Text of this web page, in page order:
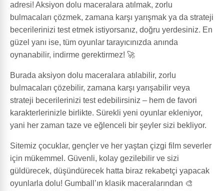
adresi! Aksiyon dolu maceralara atılmak, zorlu
bulmacaları çözmek, zamana karşı yarışmak ya da strateji
becerilerinizi test etmek istiyorsanız, doğru yerdesiniz. En
güzel yanı ise, tüm oyunlar tarayıcınızda anında
oynanabilir, indirme gerektirmez! 🚀
Burada aksiyon dolu maceralara atılabilir, zorlu
bulmacaları çözebilir, zamana karşı yarışabilir veya
strateji becerilerinizi test edebilirsiniz – hem de favori
karakterlerinizle birlikte. Sürekli yeni oyunlar ekleniyor,
yani her zaman taze ve eğlenceli bir şeyler sizi bekliyor.
Sitemiz çocuklar, gençler ve her yaştan çizgi film severler
için mükemmel. Güvenli, kolay gezilebilir ve sizi
güldürecek, düşündürecek hatta biraz rekabetçi yapacak
oyunlarla dolu! Gumball’ın klasik maceralarından 🎨